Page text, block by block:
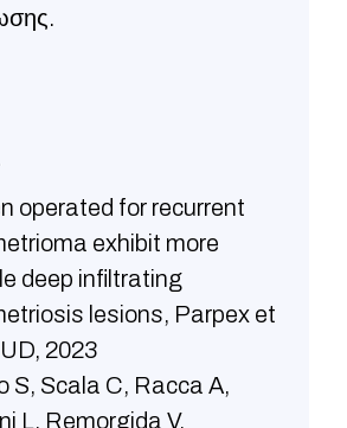
operated for recurrent
exhibit more
deep infiltrating
lesions, Parpex et
2023
S, Scala C, Racca A,
L, Remorgida V,